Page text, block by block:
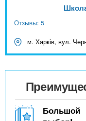
Отзывы: 5
м. Харків, вул.
Большой